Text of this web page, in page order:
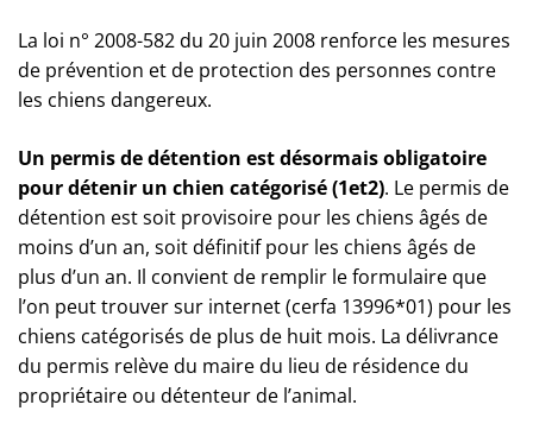
La loi n° 2008-582 du 20 juin 2008 renforce les mesures
de prévention et de protection des personnes contre
les chiens dangereux.
Un permis de détention est désormais obligatoire
pour détenir un chien catégorisé (1et2). Le permis de
détention est soit provisoire pour les chiens âgés de
moins d’un an, soit définitif pour les chiens âgés de
plus d’un an. Il convient de remplir le formulaire que
l’on peut trouver sur internet (cerfa 13996*01) pour les
chiens catégorisés de plus de huit mois. La délivrance
du permis relève du maire du lieu de résidence du
propriétaire ou détenteur de l’animal.